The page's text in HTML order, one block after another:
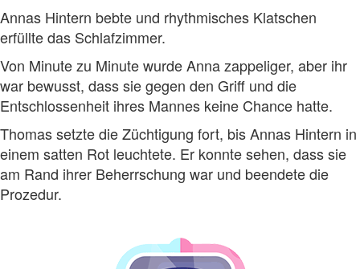
Annas Hintern bebte und rhythmisches Klatschen
erfüllte das Schlafzimmer.
Von Minute zu Minute wurde Anna zappeliger, aber ihr
war bewusst, dass sie gegen den Griff und die
Entschlossenheit ihres Mannes keine Chance hatte.
Thomas setzte die Züchtigung fort, bis Annas Hintern in
einem satten Rot leuchtete. Er konnte sehen, dass sie
am Rand ihrer Beherrschung war und beendete die
Prozedur.